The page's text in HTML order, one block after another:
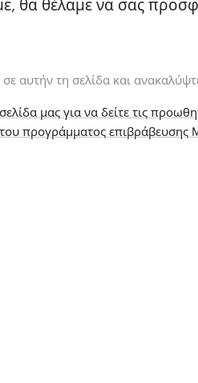
θα θέλαμε να σας
αυτήν τη σελίδα και
μας για να δείτε τις
προγράμματος επιβράβευσης